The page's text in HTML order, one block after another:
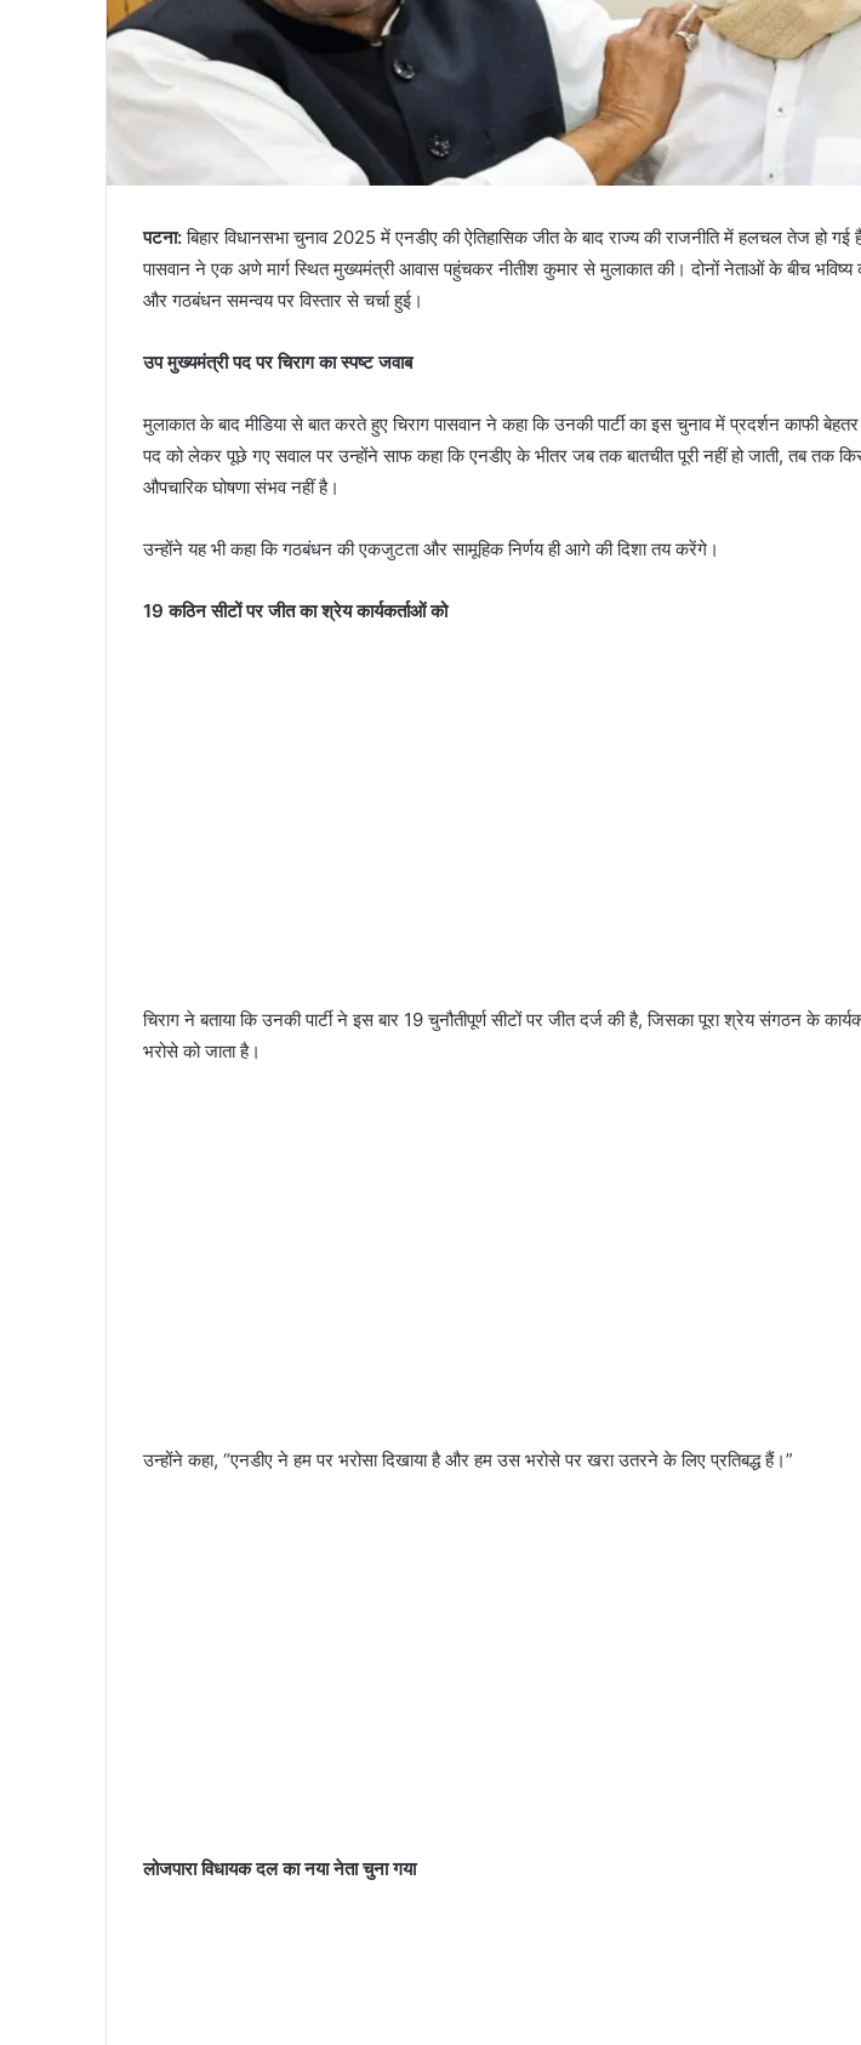
पटना:बिहार विधानसभा चुनाव 2025 में एनडीए की ऐतिहासिक जीत के बाद राज्य की राजनीति में हलचल तेज हो गई
पासवान ने एक अणे मार्ग स्थित मुख्यमंत्री आवास पहुंचकर नीतीश कुमार से मुलाकात की। दोनों नेताओं के बीच
और गठबंधन समन्वय पर विस्तार से चर्चा हुई।
उप मुख्यमंत्री पद पर चिराग का स्पष्ट जवाब
मुलाकात के बाद मीडिया से बात करते हुए चिराग पासवान ने कहा कि उनकी पार्टी का इस चुनाव में प्रदर्शन काफी
पद को लेकर पूछे गए सवाल पर उन्होंने साफ कहा कि एनडीए के भीतर जब तक बातचीत पूरी नहीं हो जाती, तब तक
औपचारिक घोषणा संभव नहीं है।
उन्होंने यह भी कहा कि गठबंधन की एकजुटता और सामूहिक निर्णय ही आगे की दिशा तय करेंगे।
19 कठिन सीटों पर जीत का श्रेय कार्यकर्ताओं को
चिराग ने बताया कि उनकी पार्टी ने इस बार 19 चुनौतीपूर्ण सीटों पर जीत दर्ज की है, जिसका पूरा श्रेय संगठन के
भरोसे को जाता है।
उन्होंने कहा, “एनडीए ने हम पर भरोसा दिखाया है और हम उस भरोसे पर खरा उतरने के लिए प्रतिबद्ध हैं।”
लोजपारा विधायक दल का नया नेता चुना गया